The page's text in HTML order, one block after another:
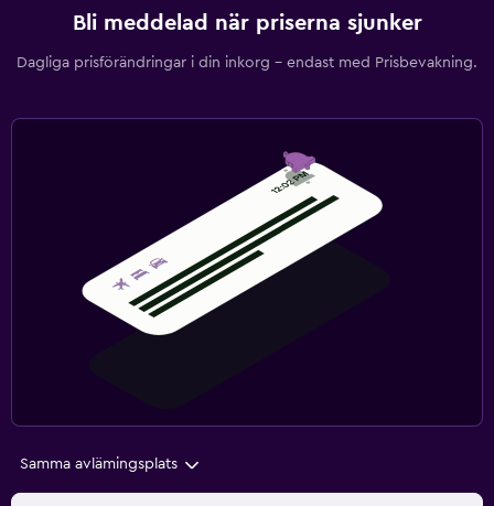
Bli meddelad när priserna sjunker
Dagliga prisförändringar i din inkorg – endast med Prisbevakning.
Samma avlämingsplats